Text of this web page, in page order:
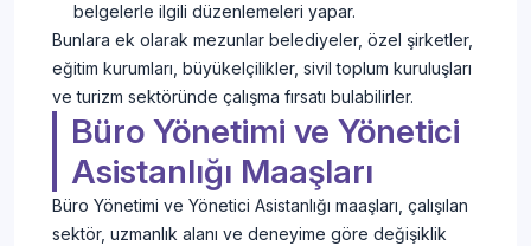
belgelerle ilgili düzenlemeleri yapar.
Bunlara ek olarak mezunlar belediyeler, özel şirketler,
eğitim kurumları, büyükelçilikler, sivil toplum kuruluşları
ve turizm sektöründe çalışma fırsatı bulabilirler.
Büro Yönetimi ve Yönetici
Asistanlığı Maaşları
Büro Yönetimi ve Yönetici Asistanlığı maaşları, çalışılan
sektör, uzmanlık alanı ve deneyime göre değişiklik